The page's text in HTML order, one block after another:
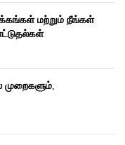
மற்றும் நீங்கள்
முறைகளும்,